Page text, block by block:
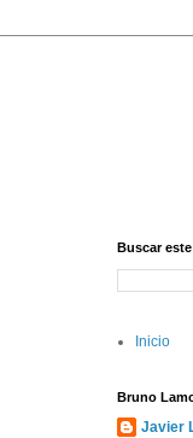
Buscar
Inicio
Bruno
Javier